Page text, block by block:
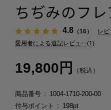
ちぢみのフ
4.8（16）
レ
愛用者による追記レビュー(1)
19,800円 （税込）
商品番号
1004-1710-200-00
付与ポイント
198pt